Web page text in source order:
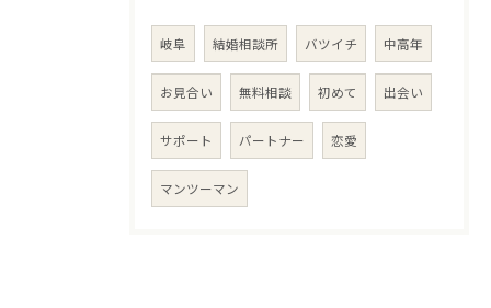
岐阜 結婚相談所 バツイチ 中高年
お見合い 無料相談 初めて 出会い
サポート パートナー 恋愛
マンツーマン